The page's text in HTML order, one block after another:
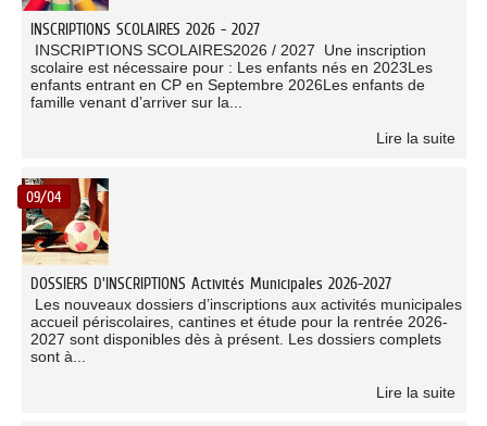
INSCRIPTIONS SCOLAIRES 2026 - 2027
INSCRIPTIONS SCOLAIRES2026 / 2027 Une inscription
scolaire est nécessaire pour : Les enfants nés en 2023Les
enfants entrant en CP en Septembre 2026Les enfants de
famille venant d’arriver sur la...
Lire la suite
09/04
DOSSIERS D'INSCRIPTIONS Activités Municipales 2026-2027
Les nouveaux dossiers d’inscriptions aux activités municipales
accueil périscolaires, cantines et étude pour la rentrée 2026-
2027 sont disponibles dès à présent. Les dossiers complets
sont à...
Lire la suite